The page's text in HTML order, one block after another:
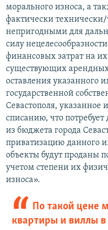
морального износа, а
фактически
непригодными для
силу
финансовых затрат на
существующих
оставления указанного
государственной
Севастополя, указанное
списанию, что
из бюджета города
приватизацию данного
объекты будут проданы
учетом степени их
износа».
По такой цене
квартиры и виллы в